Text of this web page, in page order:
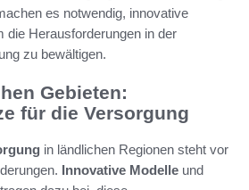
es notwendig, innovative
die Herausforderungen in der
zu bewältigen.
Gebieten:
für die Versorgung
in ländlichen Regionen steht vor
Innovative Modelle und